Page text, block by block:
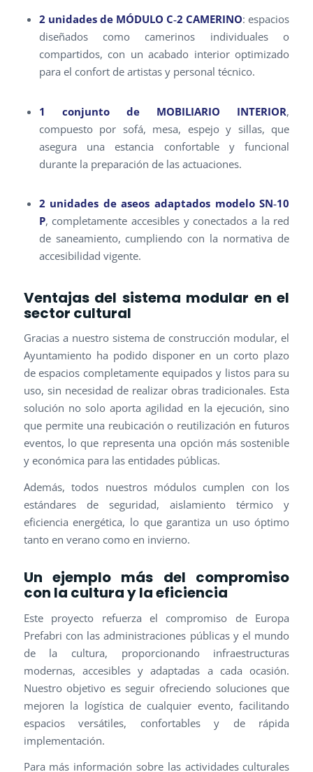
2 unidades de MÓDULO C‐2 CAMERINO: espacios
diseñados como camerinos individuales o
compartidos, con un acabado interior optimizado
para el confort de artistas y personal técnico.
1 conjunto de MOBILIARIO INTERIOR,
compuesto por sofá, mesa, espejo y sillas, que
asegura una estancia confortable y funcional
durante la preparación de las actuaciones.
2 unidades de aseos adaptados modelo SN‐10
P, completamente accesibles y conectados a la red
de saneamiento, cumpliendo con la normativa de
accesibilidad vigente.
Ventajas del sistema modular en el
sector cultural
Gracias a nuestro sistema de construcción modular, el
Ayuntamiento ha podido disponer en un corto plazo
de espacios completamente equipados y listos para su
uso, sin necesidad de realizar obras tradicionales. Esta
solución no solo aporta agilidad en la ejecución, sino
que permite una reubicación o reutilización en futuros
eventos, lo que representa una opción más sostenible
y económica para las entidades públicas.
Además, todos nuestros módulos cumplen con los
estándares de seguridad, aislamiento térmico y
eficiencia energética, lo que garantiza un uso óptimo
tanto en verano como en invierno.
Un ejemplo más del compromiso
con la cultura y la eficiencia
Este proyecto refuerza el compromiso de Europa
Prefabri con las administraciones públicas y el mundo
de la cultura, proporcionando infraestructuras
modernas, accesibles y adaptadas a cada ocasión.
Nuestro objetivo es seguir ofreciendo soluciones que
mejoren la logística de cualquier evento, facilitando
espacios versátiles, confortables y de rápida
implementación.
Para más información sobre las actividades culturales